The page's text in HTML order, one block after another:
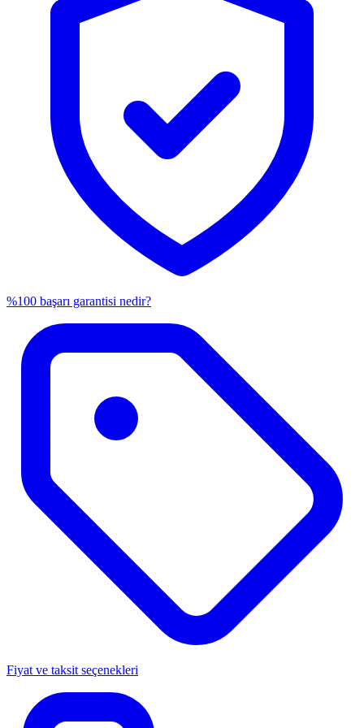
%100 başarı garantisi nedir?
Fiyat ve taksit seçenekleri